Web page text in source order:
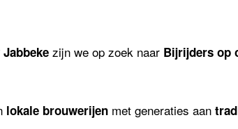
zijn we op zoek naar Bijrijders op
lokale brouwerijen met generaties aan